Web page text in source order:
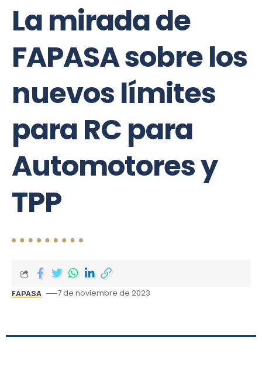
La mirada de
FAPASA sobre los
nuevos límites
para RC para
Automotores y
TPP
FAPASA 7 de noviembre de 2023